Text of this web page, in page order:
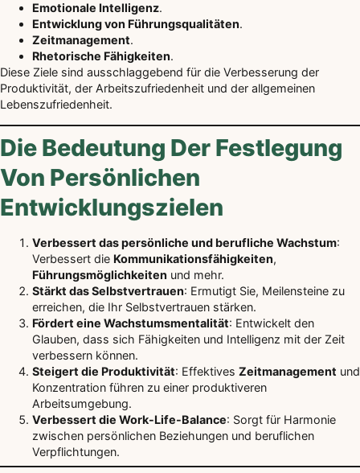
Emotionale Intelligenz.
Entwicklung von Führungsqualitäten.
Zeitmanagement.
Rhetorische Fähigkeiten.
Diese Ziele sind ausschlaggebend für die Verbesserung der
Produktivität, der Arbeitszufriedenheit und der allgemeinen
Lebenszufriedenheit.
Die Bedeutung Der Festlegung
Von Persönlichen
Entwicklungszielen
Verbessert das persönliche und berufliche Wachstum:
Verbessert die Kommunikationsfähigkeiten,
Führungsmöglichkeiten und mehr.
Stärkt das Selbstvertrauen: Ermutigt Sie, Meilensteine zu
erreichen, die Ihr Selbstvertrauen stärken.
Fördert eine Wachstumsmentalität: Entwickelt den
Glauben, dass sich Fähigkeiten und Intelligenz mit der Zeit
verbessern können.
Steigert die Produktivität: Effektives Zeitmanagement und
Konzentration führen zu einer produktiveren
Arbeitsumgebung.
Verbessert die Work-Life-Balance: Sorgt für Harmonie
zwischen persönlichen Beziehungen und beruflichen
Verpflichtungen.